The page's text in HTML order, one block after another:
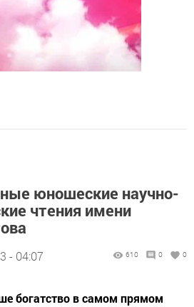
юношеские научно-
чтения имени
- 04:07 610 0 0
богатство в самом прямом